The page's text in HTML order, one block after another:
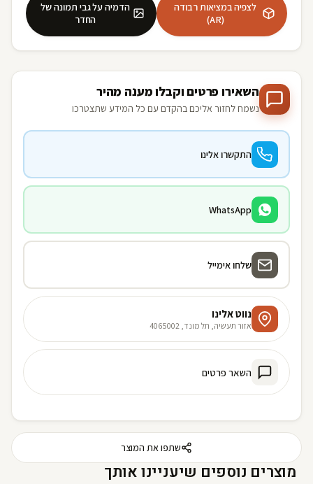
לצפיה במציאות רבודה
(AR)
הדמיה על גבי תמונה של
החדר
השאירו פרטים וקבלו מענה מהיר
נשמח לחזור אליכם בהקדם עם כל המידע שתצטרכו
התקשרו אלינו
WhatsApp
שלחו אימייל
נווט אלינו
אזור תעשיה, תל מונד, 4065002
השאר פרטים
שתפו את המוצר
מוצרים נוספים שיעניינו אותך